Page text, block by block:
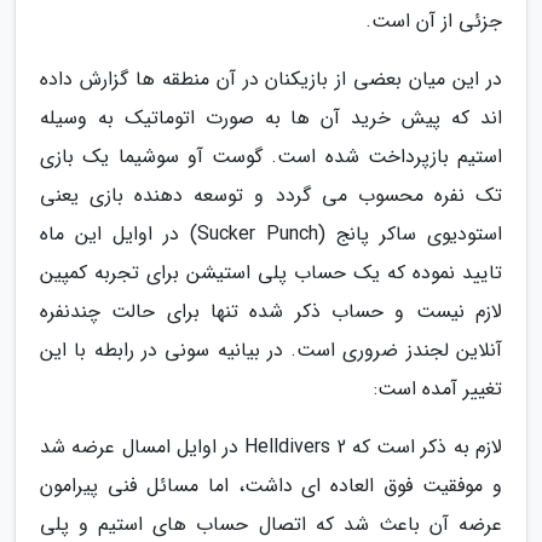
جزئی از آن است.
در این میان بعضی از بازیکنان در آن منطقه ها گزارش داده
اند که پیش خرید آن ها به صورت اتوماتیک به وسیله
استیم بازپرداخت شده است. گوست آو سوشیما یک بازی
تک نفره محسوب می گردد و توسعه دهنده بازی یعنی
استودیوی ساکر پانج (Sucker Punch) در اوایل این ماه
تایید نموده که یک حساب پلی استیشن برای تجربه کمپین
لازم نیست و حساب ذکر شده تنها برای حالت چندنفره
آنلاین لجندز ضروری است. در بیانیه سونی در رابطه با این
تغییر آمده است:
لازم به ذکر است که Helldivers 2 در اوایل امسال عرضه شد
و موفقیت فوق العاده ای داشت، اما مسائل فنی پیرامون
عرضه آن باعث شد که اتصال حساب های استیم و پلی